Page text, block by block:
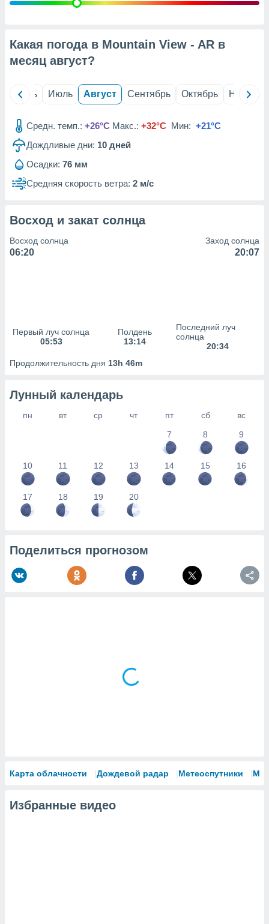
данных
рекламы
сведения
Какая погода в Mountain View - AR в
месяц август?
Июнь Июль Август Сентябрь Октябрь Ноябрь
Средн. темп.: +26°C Макс.: +32°C Мин: +21°C
Дождливые дни: 10 дней
Осадки: 76 мм
Средняя скорость ветра: 2 м/с
Восход и закат солнца
Восход солнца
06:20
Заход солнца
20:07
Первый луч солнца
05:53
Полдень
13:14
Последний луч
солнца
20:34
Продолжительность дня 13h 46m
Лунный календарь
пн вт ср чт пт сб
вс
7
8 9
10 11 12 13 14 15 16
17 18 19 20
Поделиться прогнозом
Карта облачности Дождевой радар Метеоспутники
Избранные видео